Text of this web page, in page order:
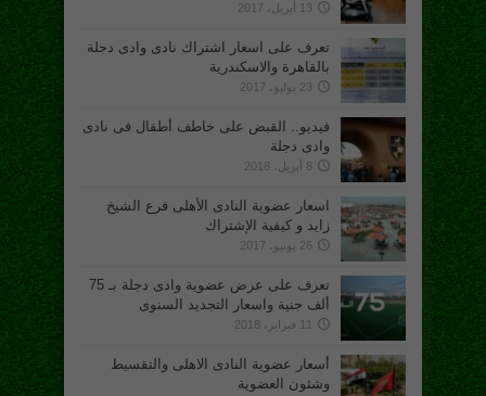
13 أبريل، 2017
تعرف على اسعار اشتراك نادى وادى دجلة
بالقاهرة والاسكندرية
23 يوليو، 2017
فيديو.. القبض على خاطف أطفال فى نادى
وادى دجلة
8 أبريل، 2018
اسعار عضوية النادى الأهلى فرع الشيخ
زايد و كيفية الإشتراك
26 يونيو، 2017
تعرف على عرض عضوية وادى دجلة بـ 75
ألف جنية واسعار التجديد السنوى
11 فبراير، 2018
أسعار عضوية النادى الاهلى والتقسيط
وشئون العضوية